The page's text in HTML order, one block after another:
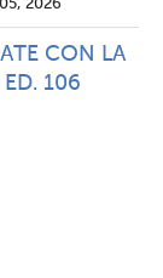
, 2026
CON LA
ED. 106